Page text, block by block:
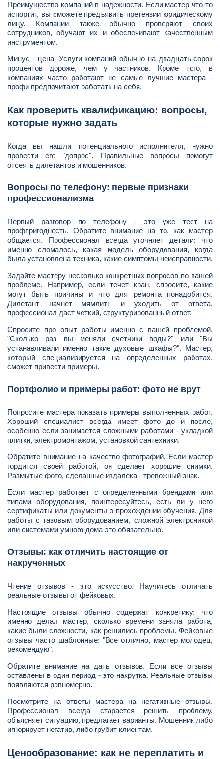
Преимущество компаний в надежности. Если мастер что-то
испортит, вы сможете предъявить претензии юридическому
лицу. Компании также обычно проверяют своих
сотрудников, обучают их и обеспечивают качественным
инструментом.
Минус - цена. Услуги компаний обычно на двадцать-сорок
процентов дороже, чем у частников. Кроме того, в
компаниях часто работают не самые лучшие мастера -
профи предпочитают работать на себя.
Как проверить квалификацию: вопросы,
которые нужно задать
Когда вы нашли потенциального исполнителя, нужно
провести его "допрос". Правильные вопросы помогут
отсеять дилетантов и мошенников.
Вопросы по телефону: первые признаки
профессионализма
Первый разговор по телефону - это уже тест на
профпригодность. Обратите внимание на то, как мастер
общается. Профессионал всегда уточняет детали: что
именно сломалось, какая модель оборудования, когда
была установлена техника, какие симптомы неисправности.
Задайте мастеру несколько конкретных вопросов по вашей
проблеме. Например, если течет кран, спросите, какие
могут быть причины и что для ремонта понадобится.
Дилетант начнет мямлить и уходить от ответа,
профессионал даст четкий, структурированный ответ.
Спросите про опыт работы именно с вашей проблемой.
"Сколько раз вы меняли счетчики воды?" или "Вы
устанавливали именно такие духовые шкафы?". Мастер,
который специализируется на определенных работах,
сможет привести примеры.
Портфолио и примеры работ: фото не врут
Попросите мастера показать примеры выполненных работ.
Хороший специалист всегда имеет фото до и после,
особенно если занимается сложными работами - укладкой
плитки, электромонтажом, установкой сантехники.
Обратите внимание на качество фотографий. Если мастер
гордится своей работой, он сделает хорошие снимки.
Размытые фото, сделанные издалека - тревожный знак.
Если мастер работает с определенными брендами или
типами оборудования, поинтересуйтесь, есть ли у него
сертификаты или документы о прохождении обучения. Для
работы с газовым оборудованием, сложной электроникой
или системами умного дома это обязательно.
Отзывы: как отличить настоящие от
накрученных
Чтение отзывов - это искусство. Научитесь отличать
реальные отзывы от фейковых.
Настоящие отзывы обычно содержат конкретику: что
именно делал мастер, сколько времени заняла работа,
какие были сложности, как решились проблемы. Фейковые
отзывы часто шаблонные: "Все отлично, мастер молодец,
рекомендую".
Обратите внимание на даты отзывов. Если все отзывы
оставлены в один период - это накрутка. Реальные отзывы
появляются равномерно.
Посмотрите на ответы мастера на негативные отзывы.
Профессионал всегда старается решить проблему,
объясняет ситуацию, предлагает варианты. Мошенник либо
игнорирует негатив, либо грубит клиентам.
Ценообразование: как не переплатить и